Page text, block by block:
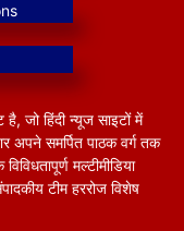
जो हिंदी न्यूज साइटों में
अपने समर्पित पाठक वर्ग तक
मल्टीमीडिया
टीम हररोज विशेष